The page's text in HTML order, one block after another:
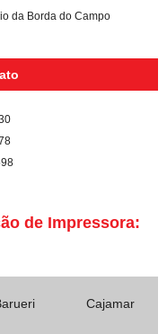
da Borda do Campo
de Impressora:
Cajamar